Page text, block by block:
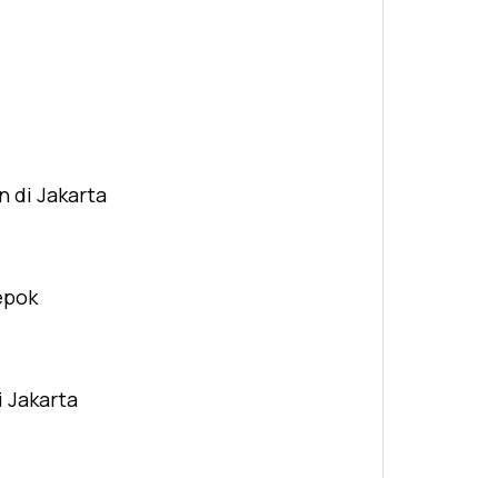
di Jakarta
Jakarta